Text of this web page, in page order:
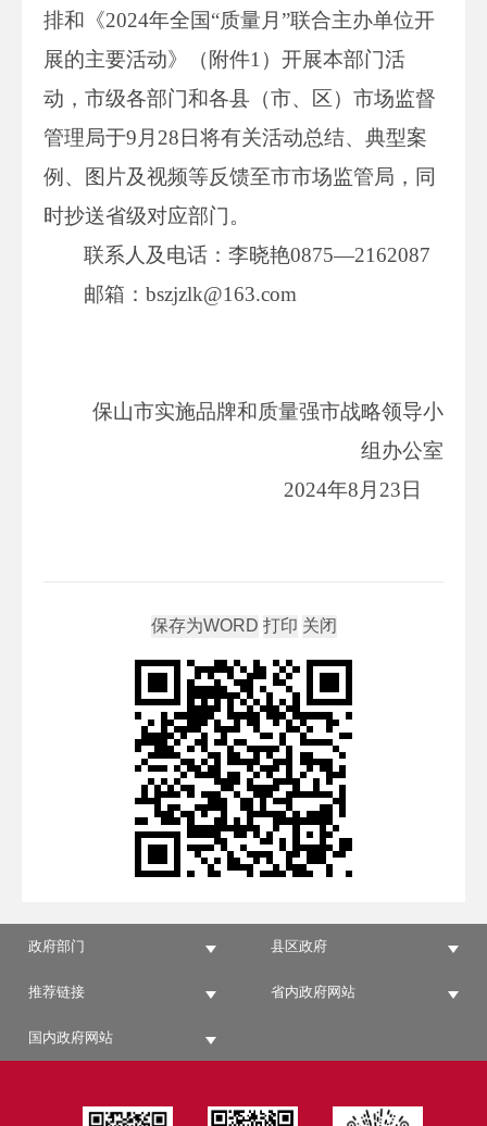
排和《2024年全国“质量月”联合主办单位开
展的主要活动》（附件1）开展本部门活
动，市级各部门和各县（市、区）市场监督
管理局于9月28日将有关活动总结、典型案
例、图片及视频等反馈至市市场监管局，同
时抄送省级对应部门。
联系人及电话：李晓艳0875—2162087
邮箱：bszjzlk@163.com
保山市实施品牌和质量强市战略领导小
组办公室
2024年8月23日
政府部门 县区政府
推荐链接 省内政府网站
国内政府网站